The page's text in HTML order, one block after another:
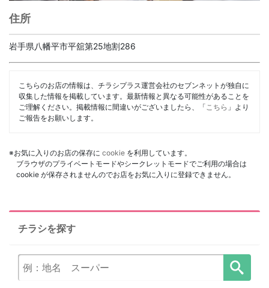
住所
岩手県八幡平市平舘第25地割286
こちらのお店の情報は、チラシプラス運営会社のセブンネットが独自に
収集した情報を掲載しています。最新情報と異なる可能性があることを
ご理解ください。掲載情報に間違いがございましたら、「 こちら 」より
ご報告をお願いします。
※お気に入りのお店の保存に cookie を利用しています。
ブラウザのプライベートモードやシークレットモードでご利用の場合は
cookie が保存されませんのでお店をお気に入りに登録できません。
チラシを探す